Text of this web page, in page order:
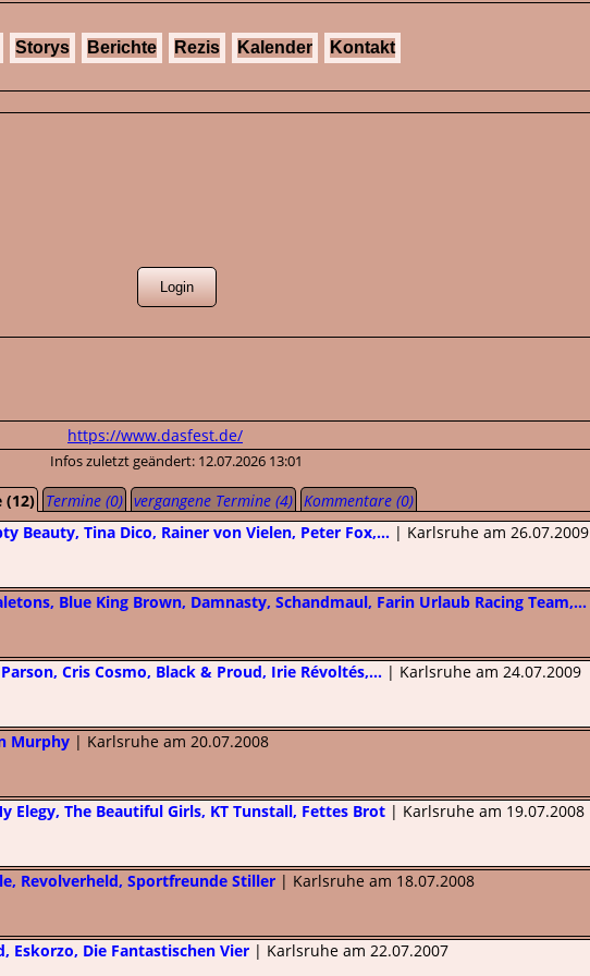
Storys Berichte Rezis Kalender Kontakt
https://www.dasfest.de/
Infos zuletzt geändert: 12.07.2026 13:01
(12) Termine (0) vergangene Termine (4)
Kommentare (0)
Beauty, Tina Dico, Rainer von Vielen, Peter Fox,... | Karlsruhe am 26.07.2009
Blue King Brown, Damnasty, Schandmaul, Farin Urlaub Racing Team,...
Cris Cosmo, Black & Proud, Irie Révoltés,... | Karlsruhe am 24.07.2009
Murphy | Karlsruhe am 20.07.2008
Elegy, The Beautiful Girls, KT Tunstall, Fettes Brot | Karlsruhe am 19.07.2008
Revolverheld, Sportfreunde Stiller | Karlsruhe am 18.07.2008
Eskorzo, Die Fantastischen Vier | Karlsruhe am 22.07.2007